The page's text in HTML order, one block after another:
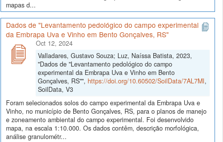
mapas d...
Dados de "Levantamento pedológico do campo experimental
da Embrapa Uva e Vinho em Bento Gonçalves, RS"
Oct 12, 2024
Valladares, Gustavo Souza; Luz, Naíssa Batista, 2023,
"Dados de "Levantamento pedológico do campo
experimental da Embrapa Uva e Vinho em Bento
Gonçalves, RS"", https://doi.org/10.60502/SoilData/7AL7MI,
SoilData, V3
Foram selecionados solos do campo experimental da Embrapa Uva e
Vinho, no município de Bento Gonçalves, RS, para o planos de manejo
e zoneamento ambiental do campo experimental. Foi desenvolvido
mapa, na escala 1:10.000. Os dados contêm, descrição morfológica,
análise granulométr...